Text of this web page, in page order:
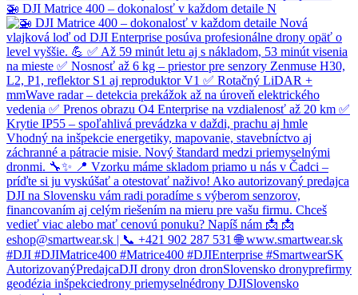
🚁 DJI Matrice 400 – dokonalosť v každom detaile N